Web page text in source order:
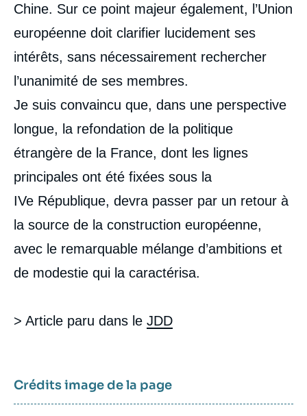
Chine. Sur ce point majeur également, l’Union
européenne doit clarifier lucidement ses
intérêts, sans nécessairement rechercher
l’unanimité de ses membres.
Je suis convaincu que, dans une perspective
longue, la refondation de la politique
étrangère de la France, dont les lignes
principales ont été fixées sous la
IVe République, devra passer par un retour à
la source de la construction européenne,
avec le remarquable mélange d’ambitions et
de modestie qui la caractérisa.
> Article paru dans le JDD
Crédits image de la page